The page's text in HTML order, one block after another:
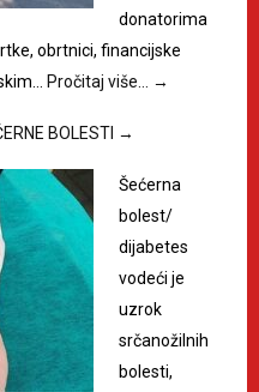
donatorima
obrtnici, financijske
Pročitaj više… →
BOLESTI →
Šećerna
bolest/
dijabetes
vodeći je
uzrok
srčanožilnih
bolesti,